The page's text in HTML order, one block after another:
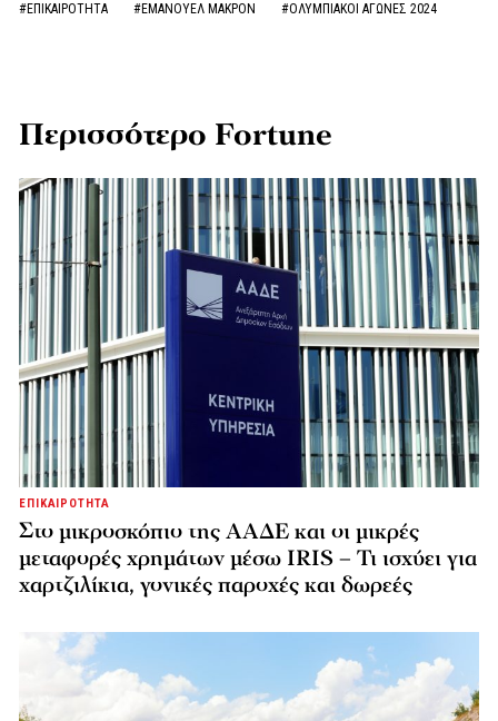
#ΕΠΙΚΑΙΡΟΤΗΤΑ #ΕΜΑΝΟΥΕΛ ΜΑΚΡΟΝ #ΟΛΥΜΠΙΑΚΟΙ ΑΓΩΝΕΣ 2024
Περισσότερο Fortune
ΕΠΙΚΑΙΡΟΤΗΤΑ
Στο μικροσκόπιο της ΑΑΔΕ και οι μικρές
μεταφορές χρημάτων μέσω IRIS – Τι ισχύει για
χαρτζιλίκια, γονικές παροχές και δωρεές